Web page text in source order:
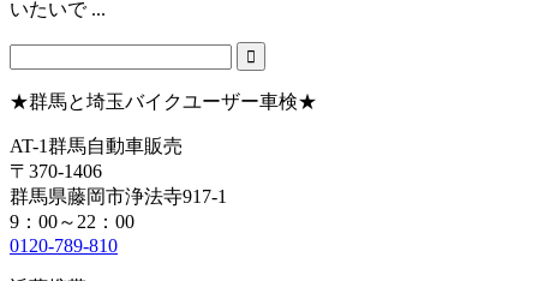
いたいで ...
★群馬と埼玉バイクユーザー車検★
AT-1群馬自動車販売
〒370-1406
群馬県藤岡市浄法寺917-1
9：00～22：00
0120-789-810